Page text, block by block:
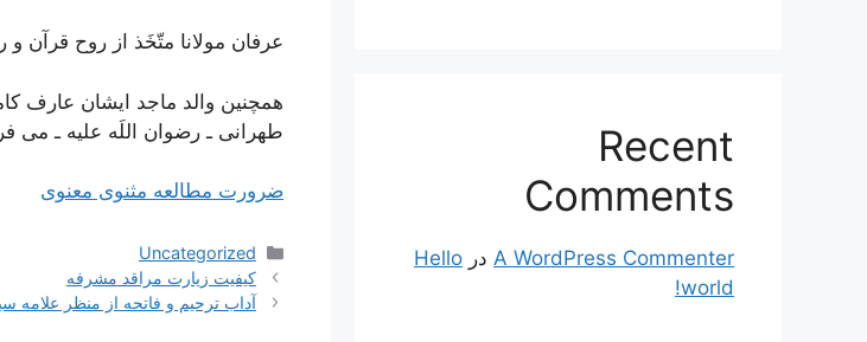
عرفان مولانا متّخَذ از روح قرآن و
همچنین والد ماجد ایشان عارف
طهرانی ـ رضوان اللَه علیه ـ می
ضرورت مطالعه مثنوی معنوی
دسته‌ها
Uncategorized
ناوبری
نوشته‌ها
کیفیت زیارت مراقد مشرفه
آداب ترحیم و فاتحه از منظر
Recent
Comments
A WordPress Commenter در Hello
world!